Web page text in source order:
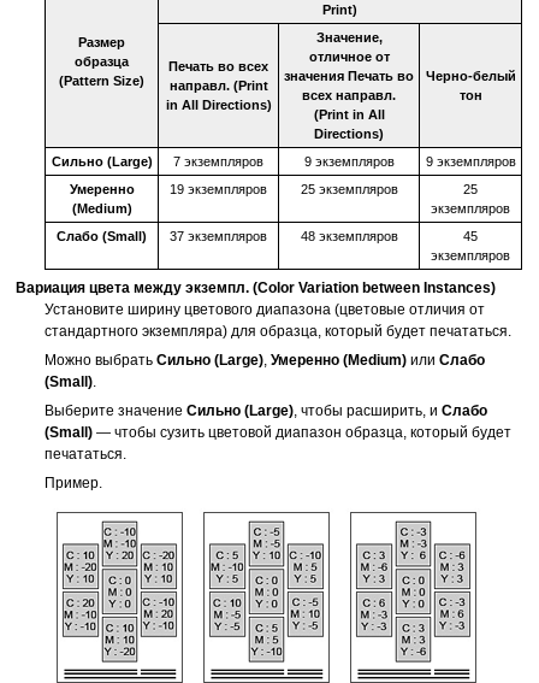
Размер
образца
(Pattern Size)
Print)
Печать во всех
направл. (Print
in All Directions)
Значение,
отличное от
значенияПечать во
всех направл.
(Print in All
Directions)
Черно-белый
тон
Сильно (Large) 7 экземпляров 9 экземпляров
9 экземпляров
Умеренно
(Medium)
19 экземпляров 25 экземпляров
25
экземпляров
Слабо (Small) 37 экземпляров 48 экземпляров
45
экземпляров
Вариация цвета между экземпл. (Color Variation between Instances)
Установите ширину цветового диапазона (цветовые отличия от
стандартного экземпляра) для образца, который будет печататься.
Можно выбратьСильно (Large),Умеренно (Medium) илиСлабо
(Small).
Выберите значениеСильно (Large), чтобы расширить, иСлабо
(Small) — чтобы сузить цветовой диапазон образца, который будет
печататься.
Пример.